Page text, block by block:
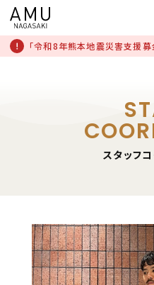
「令和8年熊本地震災害支援募
スタッフ